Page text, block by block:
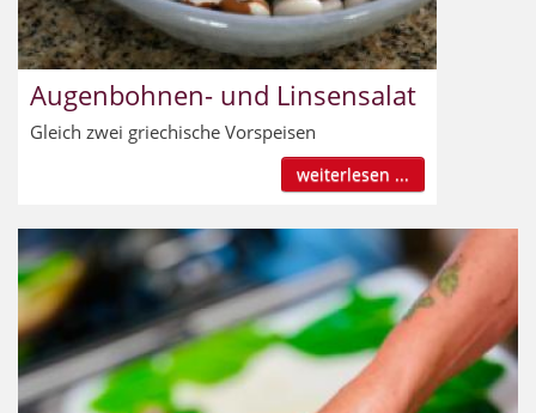
Augenbohnen- und Linsensalat
Gleich zwei griechische Vorspeisen
weiterlesen ...